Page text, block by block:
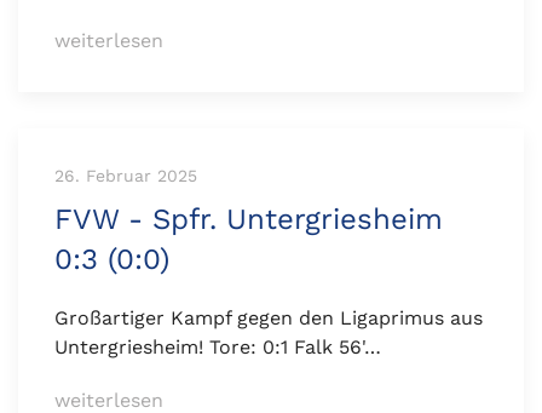
weiterlesen
26. Februar 2025
FVW - Spfr. Untergriesheim
0:3 (0:0)
Großartiger Kampf gegen den Ligaprimus aus
Untergriesheim! Tore: 0:1 Falk 56'…
weiterlesen